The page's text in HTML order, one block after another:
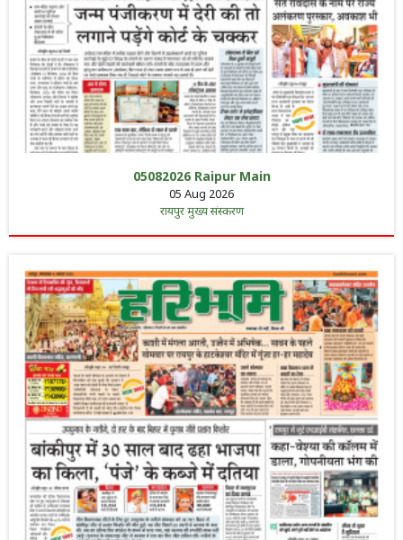
05082026 Raipur Main
05 Aug 2026
रायपुर मुख्य संस्करण